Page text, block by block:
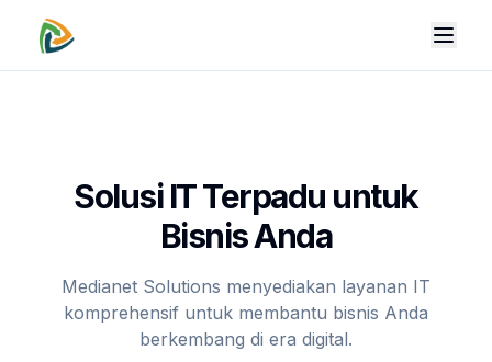
Solusi IT Terpadu untuk
Bisnis Anda
Medianet Solutions menyediakan layanan IT
komprehensif untuk membantu bisnis Anda
berkembang di era digital.